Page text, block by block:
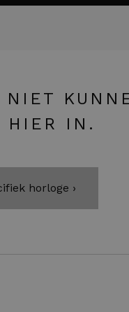
NIET
HIER IN.
horloge ›